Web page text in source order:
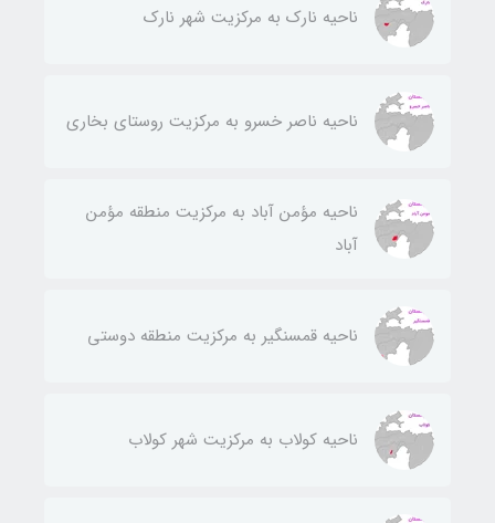
ناحيه نارك به مركزيت شهر نارك
ناحيه ناصر خسرو به مركزيت روستای بخاری
ناحيه مؤمن آباد به مركزيت منطقه مؤمن
آباد
ناحيه قمسنگير به مركزيت منطقه دوستی
ناحيه كولاب به مركزيت شهر كولاب